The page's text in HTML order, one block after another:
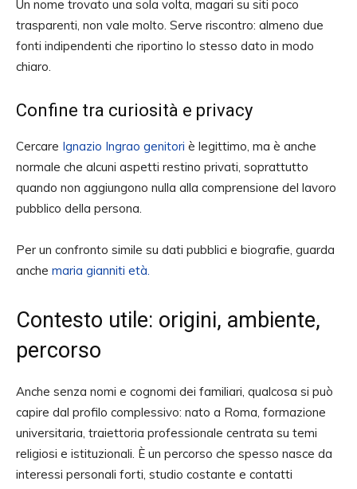
Un nome trovato una sola volta, magari su siti poco
trasparenti, non vale molto. Serve riscontro: almeno due
fonti indipendenti che riportino lo stesso dato in modo
chiaro.
Confine tra curiosità e privacy
Cercare Ignazio Ingrao genitori è legittimo, ma è anche
normale che alcuni aspetti restino privati, soprattutto
quando non aggiungono nulla alla comprensione del lavoro
pubblico della persona.
Per un confronto simile su dati pubblici e biografie, guarda
anche maria gianniti età.
Contesto utile: origini, ambiente,
percorso
Anche senza nomi e cognomi dei familiari, qualcosa si può
capire dal profilo complessivo: nato a Roma, formazione
universitaria, traiettoria professionale centrata su temi
religiosi e istituzionali. È un percorso che spesso nasce da
interessi personali forti, studio costante e contatti